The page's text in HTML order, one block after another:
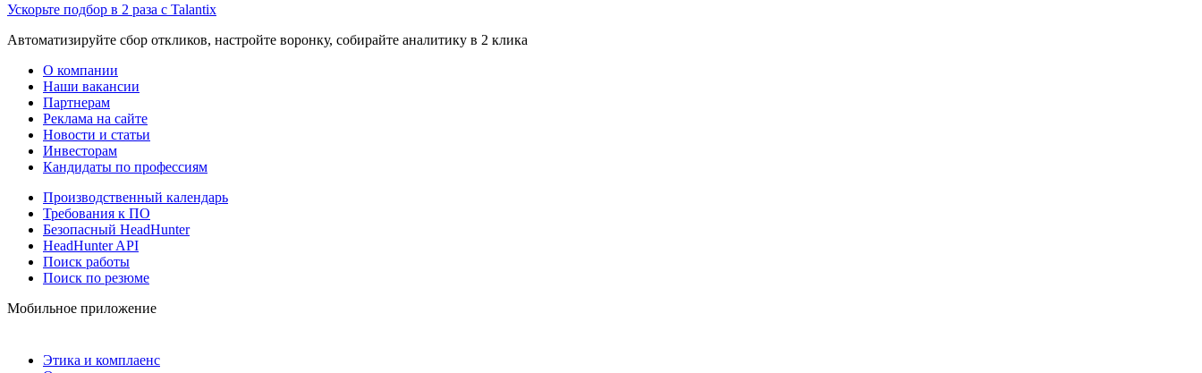
Ускорьте подбор в 2 раза с Talantix
Автоматизируйте сбор откликов, настройте воронку, собирайте аналитику в 2 клика
О компании
Наши вакансии
Партнерам
Реклама на сайте
Новости и статьи
Инвесторам
Кандидаты по профессиям
Производственный календарь
Требования к ПО
Безопасный HeadHunter
HeadHunter API
Поиск работы
Поиск по резюме
Мобильное приложение
Этика и комплаенс